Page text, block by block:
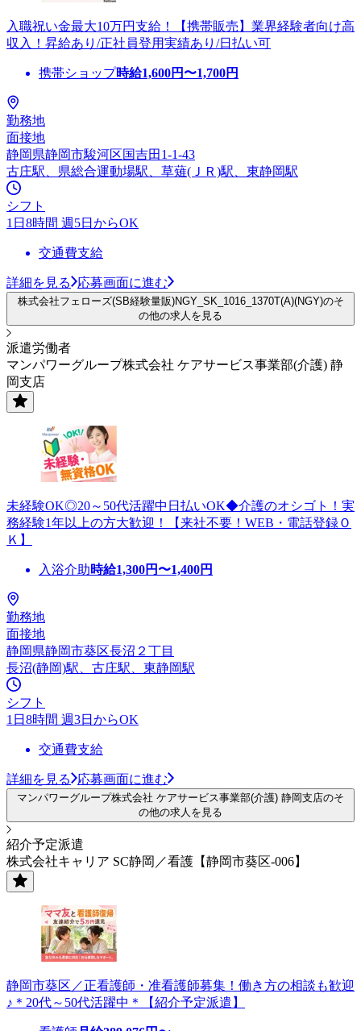
入職祝い金最大10万円支給！【携帯販売】業界経験者向け高
収入！昇給あり/正社員登用実績あり/日払い可
携帯ショップ時給1,600円〜1,700円
勤務地
面接地
静岡県静岡市駿河区国吉田1-1-43
古庄駅、県総合運動場駅、草薙(ＪＲ)駅、東静岡駅
シフト
1日8時間 週5日からOK
交通費支給
詳細を見る 応募画面に進む
株式会社フェローズ(SB経験量販)NGY_SK_1016_1370T(A)(NGY)のそ
の他の求人を見る
派遣労働者
マンパワーグループ株式会社 ケアサービス事業部(介護) 静
岡支店
未経験OK◎20～50代活躍中日払いOK◆介護のオシゴト！実
務経験1年以上の方大歓迎！【来社不要！WEB・電話登録Ｏ
Ｋ】
入浴介助時給1,300円〜1,400円
勤務地
面接地
静岡県静岡市葵区長沼２丁目
長沼(静岡)駅、古庄駅、東静岡駅
シフト
1日8時間 週3日からOK
交通費支給
詳細を見る 応募画面に進む
マンパワーグループ株式会社 ケアサービス事業部(介護) 静岡支店のそ
の他の求人を見る
紹介予定派遣
株式会社キャリア SC静岡／看護【静岡市葵区-006】
静岡市葵区／正看護師・准看護師募集！働き方の相談も歓迎
♪＊20代～50代活躍中＊【紹介予定派遣】